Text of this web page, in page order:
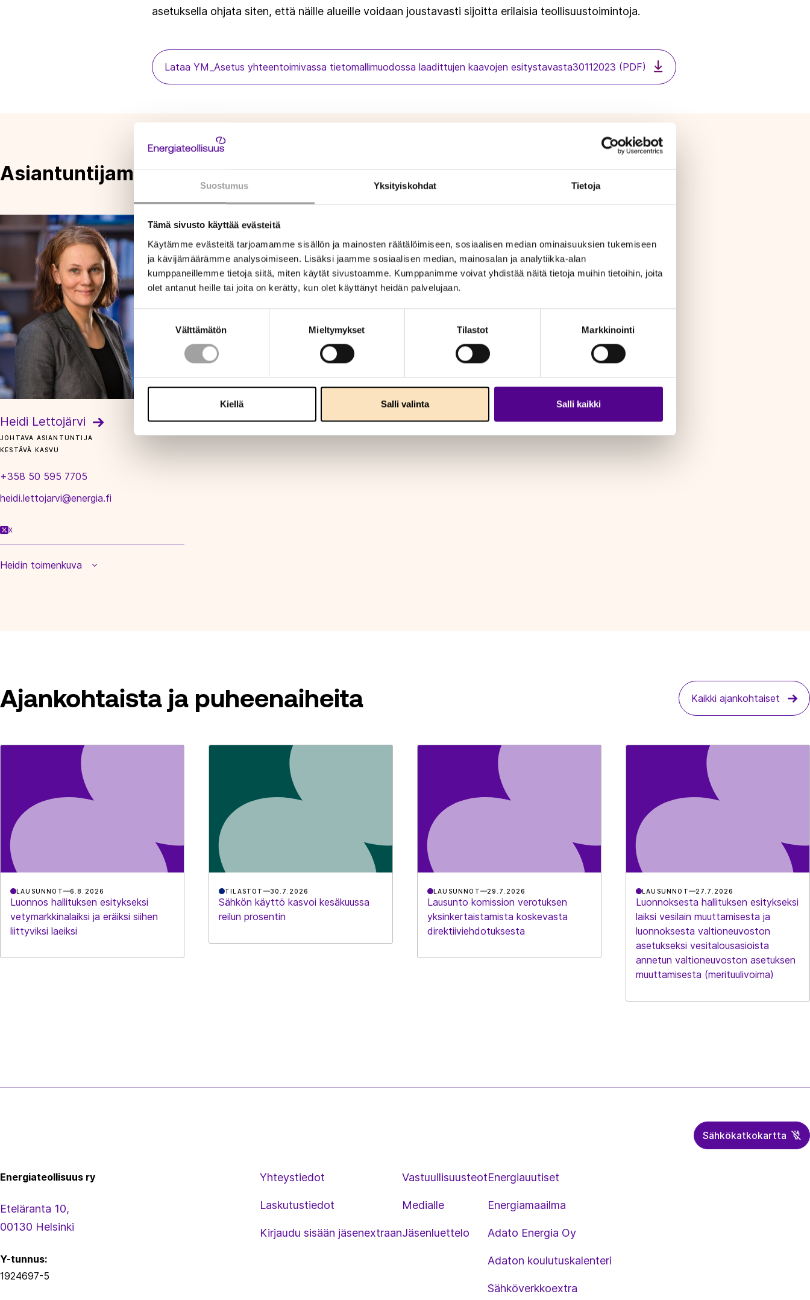
Suostumus Yksityiskohdat Tietoja
Tämä sivusto käyttää evästeitä
Käytämme evästeitä tarjoamamme sisällön ja mainosten räätälöimiseen, sosiaalisen median ominaisuuksien tukemiseen
ja kävijämäärämme analysoimiseen. Lisäksi jaamme sosiaalisen median, mainosalan ja analytiikka-alan
kumppaneillemme tietoja siitä, miten käytät sivustoamme. Kumppanimme voivat yhdistää näitä tietoja muihin tietoihin, joita
olet antanut heille tai joita on kerätty, kun olet käyttänyt heidän palvelujaan.
Välttämätön Mieltymykset Tilastot Markkinointi
Kiellä Salli valinta Salli kaikki
asetuksella ohjata siten, että näille alueille voidaan joustavasti sijoitta erilaisia teollisuustoimintoja.
Lataa YM_Asetus yhteentoimivassa tietomallimuodossa laadittujen kaavojen esitystavasta30112023 (PDF)
Asiantuntijamme tällä aihealueella
Heidi Lettojärvi
JOHTAVA ASIANTUNTIJA
KESTÄVÄ KASVU
+358 50 595 7705
heidi.lettojarvi@energia.fi
X
Heidin toimenkuva
Ajankohtaista ja puheenaiheita Kaikki ajankohtaiset
LAUSUNNOT 6.8.2026
Luonnos hallituksen esitykseksi
vetymarkkinalaiksi ja eräiksi siihen
liittyviksi laeiksi
TILASTOT 30.7.2026
Sähkön käyttö kasvoi kesäkuussa
reilun prosentin
LAUSUNNOT 29.7.2026
Lausunto komission verotuksen
yksinkertaistamista koskevasta
direktiiviehdotuksesta
LAUSUNNOT 27.7.2026
Luonnoksesta hallituksen esitykseksi
laiksi vesilain muuttamisesta ja
luonnoksesta valtioneuvoston
asetukseksi vesitalousasioista
annetun valtioneuvoston asetuksen
muuttamisesta (merituulivoima)
Sähkökatkokartta
Energiateollisuus ry
Eteläranta 10,
00130 Helsinki
Y-tunnus:
1924697-5
Yhteystiedot
Laskutustiedot
Kirjaudu sisään jäsenextraan
Vastuullisuusteot
Medialle
Jäsenluettelo
Energiauutiset
Energiamaailma
Adato Energia Oy
Adaton koulutuskalenteri
Sähköverkkoextra